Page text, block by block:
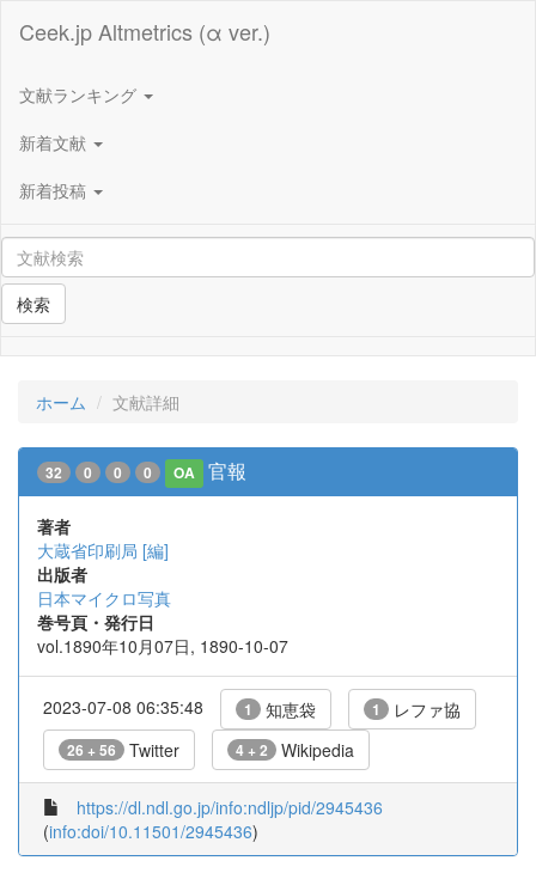
Ceek.jp Altmetrics (α ver.)
文献ランキング
新着文献
新着投稿
検索
ホーム 文献詳細
32 0 0 0 OA 官報
著者
大蔵省印刷局 [編]
出版者
日本マイクロ写真
巻号頁・発行日
vol.1890年10月07日, 1890-10-07
2023-07-08 06:35:48 1 知恵袋 1 レファ協
26 + 56 Twitter 4 + 2 Wikipedia
https://dl.ndl.go.jp/info:ndljp/pid/2945436
(info:doi/10.11501/2945436)